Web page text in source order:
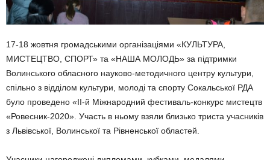
17-18 жовтня громадськими ор­ганізаціями «КУЛЬТУРА,
МИСТЕЦ­ТВО, СПОРТ» та «НАША МОЛОДЬ» за підтримки
Волинського обласного науково-методичного центру культури,
спільно з відділом культури, молоді та спорту Сокаль­ської РДА
було проведено «ІІ-й Міжнародний фестиваль-конкурс мистецтв
«Ровесник-2020». Участь в ньому взяли близько триста учас­ників
з Львівської, Волинської та Рівненської областей.